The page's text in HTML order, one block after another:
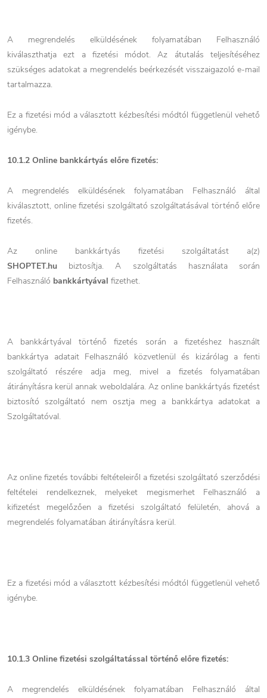
A megrendelés elküldésének folyamatában Felhasználó
kiválaszthatja ezt a fizetési módot. Az átutalás teljesítéséhez
szükséges adatokat a megrendelés beérkezését visszaigazoló e-mail
tartalmazza.
Ez a fizetési mód a választott kézbesítési módtól függetlenül vehető
igénybe.
10.1.2 Online bankkártyás előre fizetés:
A megrendelés elküldésének folyamatában Felhasználó által
kiválasztott, online fizetési szolgáltató szolgáltatásával történő előre
fizetés.
Az online bankkártyás fizetési szolgáltatást a(z)
SHOPTET.hu biztosítja. A szolgáltatás használata során
Felhasználó bankkártyával fizethet.
A bankkártyával történő fizetés során a fizetéshez használt
bankkártya adatait Felhasználó közvetlenül és kizárólag a fenti
szolgáltató részére adja meg, mivel a fizetés folyamatában
átirányításra kerül annak weboldalára. Az online bankkártyás fizetést
biztosító szolgáltató nem osztja meg a bankkártya adatokat a
Szolgáltatóval.
Az online fizetés további feltételeiről a fizetési szolgáltató szerződési
feltételei rendelkeznek, melyeket megismerhet Felhasználó a
kifizetést megelőzően a fizetési szolgáltató felületén, ahová a
megrendelés folyamatában átirányításra kerül.
Ez a fizetési mód a választott kézbesítési módtól függetlenül vehető
igénybe.
10.1.3 Online fizetési szolgáltatással történő előre fizetés:
A megrendelés elküldésének folyamatában Felhasználó által